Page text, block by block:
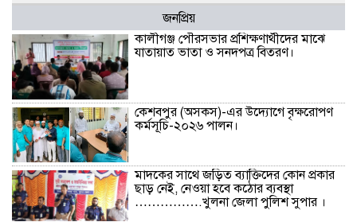
জনপ্রিয়
কালীগঞ্জ পৌরসভার প্রশিক্ষণার্থীদের মাঝে
যাতায়াত ভাতা ও সনদপত্র বিতরণ।
কেশবপুর (অসকস)-এর উদ্যোগে বৃক্ষরোপণ
কর্মসূচি-২০২৬ পালন।
মাদকের সাথে জড়িত ব্যাক্তিদের কোন প্রকার
ছাড় নেই, নেওয়া হবে কঠোর ব্যবস্থা
…………….খুলনা জেলা পুলিশ সুপার ।